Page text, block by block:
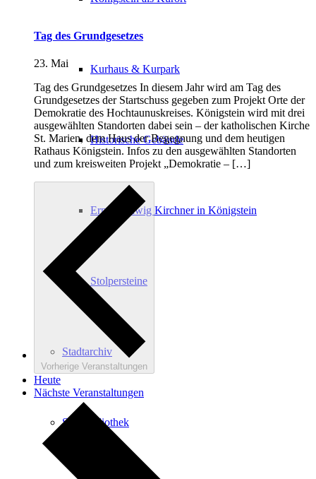
Kurhaus & Kurpark
Historische Gebäude
Ernst Ludwig Kirchner in Königstein
Stolpersteine
Stadtarchiv
Stadtbibliothek
Tag des Grundgesetzes
23. Mai
Tag des Grundgesetzes In diesem Jahr wird am Tag des
Grundgesetzes der Startschuss gegeben zum Projekt Orte der
Demokratie des Hochtaunuskreises. Königstein wird mit drei
ausgewählten Standorten dabei sein – der katholischen Kirche
St. Marien, dem Haus der Begegnung und dem heutigen
Rathaus Königstein. Infos zu den ausgewählten Standorten
und zum kreisweiten Projekt „Demokratie – […]
Vorherige Veranstaltungen
Heute
Nächste Veranstaltungen